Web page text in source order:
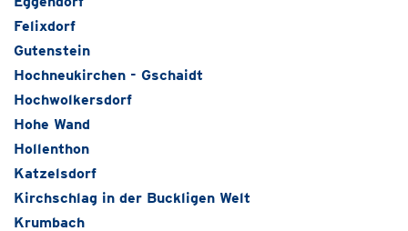
Felixdorf
Gutenstein
Hochneukirchen - Gschaidt
Hochwolkersdorf
Hohe Wand
Hollenthon
Katzelsdorf
Kirchschlag in der Buckligen Welt
Krumbach